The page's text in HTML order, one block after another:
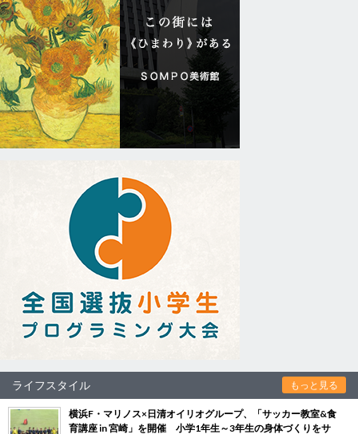
ライフスタイル もっと見る
横浜F・マリノス×日清オイリオグループ、「サッカー教室&食
育講座 in 宮崎」を開催 小学1年生～3年生の身体づくりをサ